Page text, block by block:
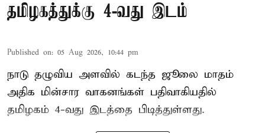
தமிழகத்துக்கு 4-வது இடம்
Published on: 05 Aug 2026, 10:44 pm
நாடு தழுவிய அளவில் கடந்த ஜூலை மாதம்
அதிக மின்சார வாகனங்கள் பதிவாகியதில்
தமிழகம் 4-வது இடத்தை பிடித்துள்ளது.